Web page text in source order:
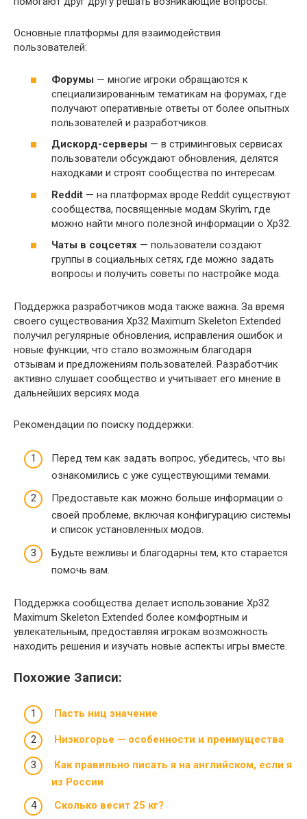
Основные платформы для взаимодействия
пользователей:
Форумы — многие игроки обращаются к
специализированным тематикам на форумах, где
получают оперативные ответы от более опытных
пользователей и разработчиков.
Дискорд-серверы — в стриминговых сервисах
пользователи обсуждают обновления, делятся
находками и строят сообщества по интересам.
Reddit — на платформах вроде Reddit существуют
сообщества, посвященные модам Skyrim, где
можно найти много полезной информации о Xp32.
Чаты в соцсетях — пользователи создают
группы в социальных сетях, где можно задать
вопросы и получить советы по настройке мода.
Поддержка разработчиков мода также важна. За время
своего существования Xp32 Maximum Skeleton Extended
получил регулярные обновления, исправления ошибок и
новые функции, что стало возможным благодаря
отзывам и предложениям пользователей. Разработчик
активно слушает сообщество и учитывает его мнение в
дальнейших версиях мода.
Рекомендации по поиску поддержки:
Перед тем как задать вопрос, убедитесь, что вы
ознакомились с уже существующими темами.
Предоставьте как можно больше информации о
своей проблеме, включая конфигурацию системы
и список установленных модов.
Будьте вежливы и благодарны тем, кто старается
помочь вам.
Поддержка сообщества делает использование Xp32
Maximum Skeleton Extended более комфортным и
увлекательным, предоставляя игрокам возможность
находить решения и изучать новые аспекты игры вместе.
Похожие Записи:
Пасть ниц значение
Низкогорье — особенности и преимущества
Как правильно писать я на английском, если я
из России
Сколько весит 25 кг?